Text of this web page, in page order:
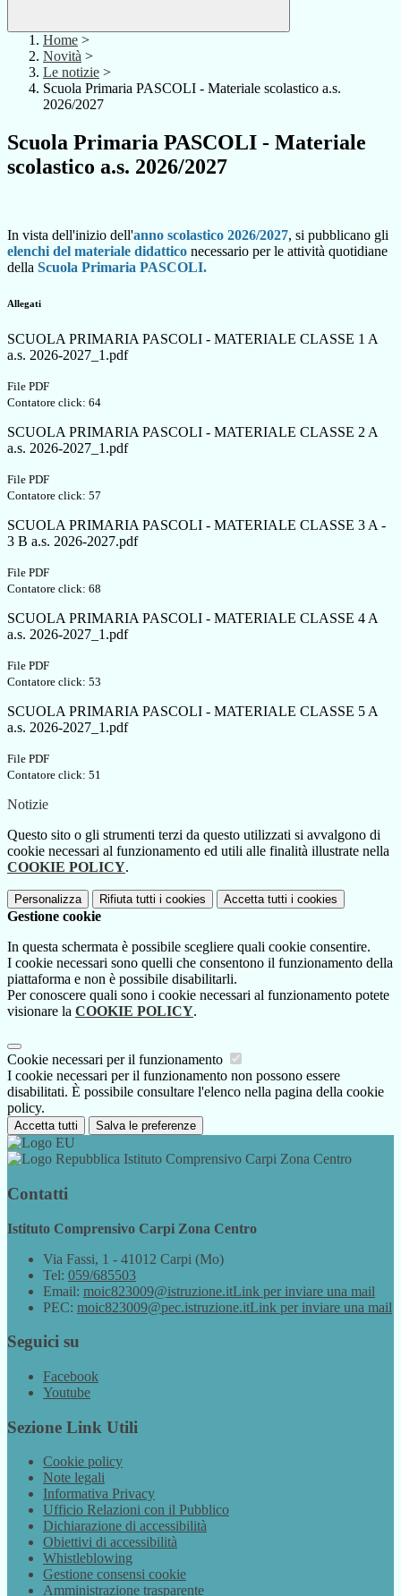
Home >
Novità >
Le notizie >
Scuola Primaria PASCOLI - Materiale scolastico a.s.
2026/2027
Scuola Primaria PASCOLI - Materiale
scolastico a.s. 2026/2027
In vista dell'inizio dell'anno scolastico 2026/2027, si pubblicano gli
elenchi del materiale didattico necessario per le attività quotidiane
della Scuola Primaria PASCOLI.
Allegati
SCUOLA PRIMARIA PASCOLI - MATERIALE CLASSE 1 A
a.s. 2026-2027_1.pdf
File PDF
Contatore click: 64
SCUOLA PRIMARIA PASCOLI - MATERIALE CLASSE 2 A
a.s. 2026-2027_1.pdf
File PDF
Contatore click: 57
SCUOLA PRIMARIA PASCOLI - MATERIALE CLASSE 3 A -
3 B a.s. 2026-2027.pdf
File PDF
Contatore click: 68
SCUOLA PRIMARIA PASCOLI - MATERIALE CLASSE 4 A
a.s. 2026-2027_1.pdf
File PDF
Contatore click: 53
SCUOLA PRIMARIA PASCOLI - MATERIALE CLASSE 5 A
a.s. 2026-2027_1.pdf
File PDF
Contatore click: 51
Notizie
Questo sito o gli strumenti terzi da questo utilizzati si avvalgono di
cookie necessari al funzionamento ed utili alle finalità illustrate nella
COOKIE POLICY.
Personalizza Rifiuta tutti i cookies Accetta tutti i cookies
Gestione cookie
In questa schermata è possibile scegliere quali cookie consentire.
I cookie necessari sono quelli che consentono il funzionamento della
piattaforma e non è possibile disabilitarli.
Per conoscere quali sono i cookie necessari al funzionamento potete
visionare la COOKIE POLICY.
Cookie necessari per il funzionamento
I cookie necessari per il funzionamento non possono essere
disabilitati. È possibile consultare l'elenco nella pagina della cookie
policy.
Accetta tutti Salva le preferenze
Istituto Comprensivo Carpi Zona Centro
Contatti
Istituto Comprensivo Carpi Zona Centro
Via Fassi, 1 - 41012 Carpi (Mo)
Tel: 059/685503
Email: moic823009@istruzione.itLink per inviare una mail
PEC: moic823009@pec.istruzione.itLink per inviare una mail
Seguici su
Facebook
Youtube
Sezione Link Utili
Cookie policy
Note legali
Informativa Privacy
Ufficio Relazioni con il Pubblico
Dichiarazione di accessibilità
Obiettivi di accessibilità
Whistleblowing
Gestione consensi cookie
Amministrazione trasparente